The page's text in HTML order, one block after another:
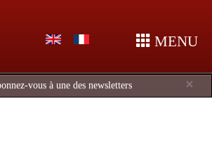
MENU
×
vous à une des newsletters